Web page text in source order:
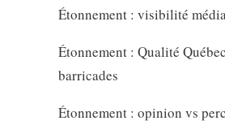
Étonnement : visibilité
Étonnement : Qualité
barricades
Étonnement : opinion vs